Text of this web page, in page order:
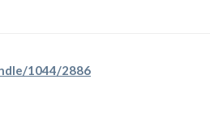
1044/2886